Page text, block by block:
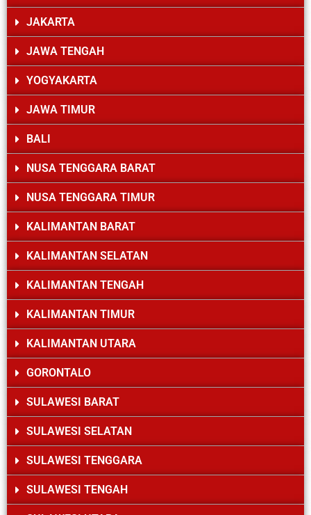
JAKARTA
JAWA TENGAH
YOGYAKARTA
JAWA TIMUR
BALI
NUSA TENGGARA BARAT
NUSA TENGGARA TIMUR
KALIMANTAN BARAT
KALIMANTAN SELATAN
KALIMANTAN TENGAH
KALIMANTAN TIMUR
KALIMANTAN UTARA
GORONTALO
SULAWESI BARAT
SULAWESI SELATAN
SULAWESI TENGGARA
SULAWESI TENGAH